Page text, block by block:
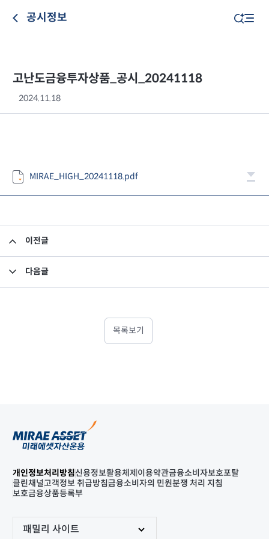
공시정보
고난도금융투자상품_공시_20241118
2024.11.18
MIRAE_HIGH_20241118.pdf
이전글
다음글
목록보기
개인정보처리방침신용정보활용체제 이용약관금융소비자보호포탈
클린채널고객정보 취급방침금융소비자의 민원분쟁 처리 지침
보호금융상품등록부
패밀리 사이트